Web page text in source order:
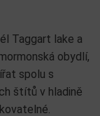
Taggart lake a
obydlí,
spolu s
štítů v hladině